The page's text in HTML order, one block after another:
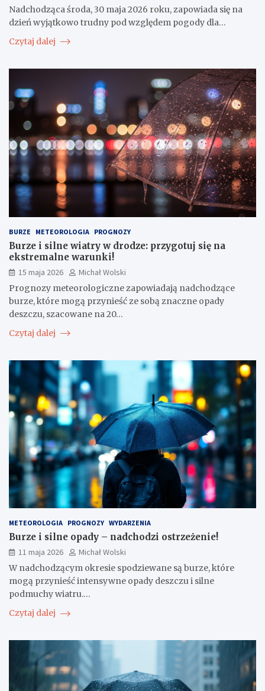
Nadchodząca środa, 30 maja 2026 roku, zapowiada się na
dzień wyjątkowo trudny pod względem pogody dla…
Czytaj dalej
BURZE METEOROLOGIA PROGNOZY
Burze i silne wiatry w drodze: przygotuj się na
ekstremalne warunki!
15 maja 2026
Michał Wolski
Prognozy meteorologiczne zapowiadają nadchodzące
burze, które mogą przynieść ze sobą znaczne opady
deszczu, szacowane na 20…
Czytaj dalej
METEOROLOGIA PROGNOZY WYDARZENIA
Burze i silne opady – nadchodzi ostrzeżenie!
11 maja 2026
Michał Wolski
W nadchodzącym okresie spodziewane są burze, które
mogą przynieść intensywne opady deszczu i silne
podmuchy wiatru.…
Czytaj dalej